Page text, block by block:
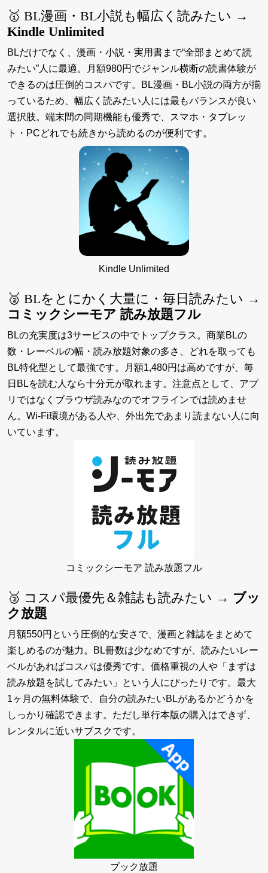
🥇 BL漫画・BL小説も幅広く読みたい →
Kindle Unlimited
BLだけでなく、漫画・小説・実用書まで“全部まとめて読
みたい”人に最適。月額980円でジャンル横断の読書体験が
できるのは圧倒的コスパです。BL漫画・BL小説の両方が揃
っているため、幅広く読みたい人には最もバランスが良い
選択肢。端末間の同期機能も優秀で、スマホ・タブレッ
ト・PCどれでも続きから読めるのが便利です。
Kindle Unlimited
🥈 BLをとにかく大量に・毎日読みたい →
コミックシーモア 読み放題フル
BLの充実度は3サービスの中でトップクラス。商業BLの
数・レーベルの幅・読み放題対象の多さ、どれを取っても
BL特化型として最強です。月額1,480円は高めですが、毎
日BLを読む人なら十分元が取れます。注意点として、アプ
リではなくブラウザ読みなのでオフラインでは読めませ
ん。Wi-Fi環境がある人や、外出先であまり読まない人に向
いています。
コミックシーモア 読み放題フル
🥉 コスパ最優先＆雑誌も読みたい → ブッ
ク放題
月額550円という圧倒的な安さで、漫画と雑誌をまとめて
楽しめるのが魅力。BL冊数は少なめですが、読みたいレー
ベルがあればコスパは優秀です。価格重視の人や「まずは
読み放題を試してみたい」という人にぴったりです。最大
1ヶ月の無料体験で、自分の読みたいBLがあるかどうかを
しっかり確認できます。ただし単行本版の購入はできず、
レンタルに近いサブスクです。
ブック放題